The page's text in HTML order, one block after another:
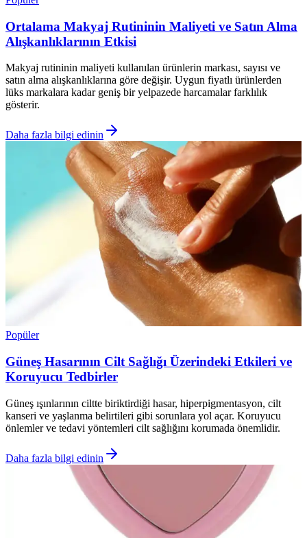
Ortalama Makyaj Rutininin Maliyeti ve Satın Alma
Alışkanlıklarının Etkisi
Makyaj rutininin maliyeti kullanılan ürünlerin markası, sayısı ve
satın alma alışkanlıklarına göre değişir. Uygun fiyatlı ürünlerden
lüks markalara kadar geniş bir yelpazede harcamalar farklılık
gösterir.
Daha fazla bilgi edinin
Popüler
Güneş Hasarının Cilt Sağlığı Üzerindeki Etkileri ve
Koruyucu Tedbirler
Güneş ışınlarının ciltte biriktirdiği hasar, hiperpigmentasyon, cilt
kanseri ve yaşlanma belirtileri gibi sorunlara yol açar. Koruyucu
önlemler ve tedavi yöntemleri cilt sağlığını korumada önemlidir.
Daha fazla bilgi edinin